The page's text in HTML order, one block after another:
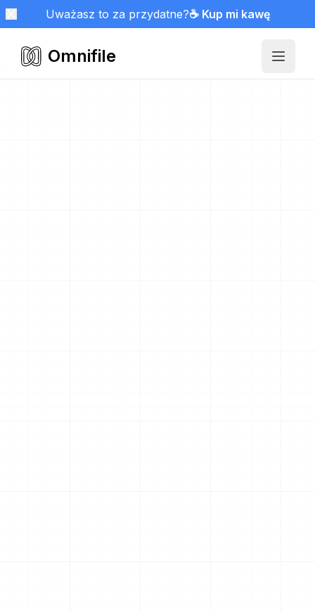
Uważasz to za przydatne?☕ Kup mi kawę
Omnifile